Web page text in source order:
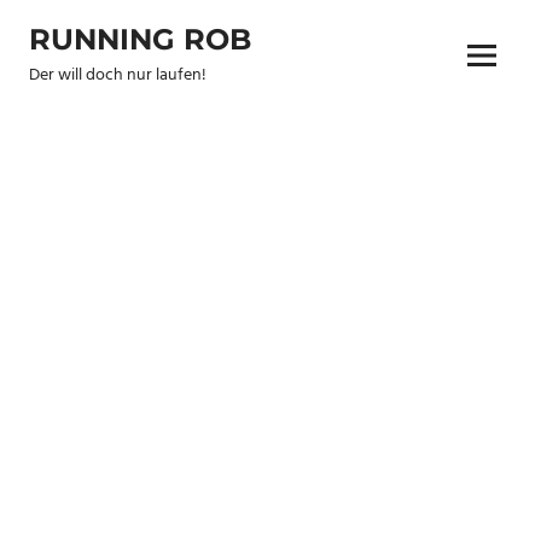
Inhalt
springen
RUNNING ROB
Der will doch nur laufen! Menu